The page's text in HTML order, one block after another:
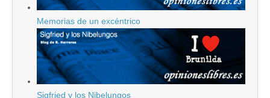
Memorias de un excéntrico
Sigfried y los Nibelungos